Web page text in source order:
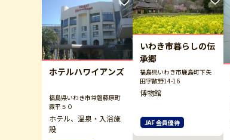
ホテルハワイアンズ
福島県いわき市常磐藤原町
蕨平５０
ホテル、温泉・入浴施
設
いわき市暮らしの伝
承郷
福島県いわき市鹿島町下矢
田字散野14-16
博物館
JAF 会員優待